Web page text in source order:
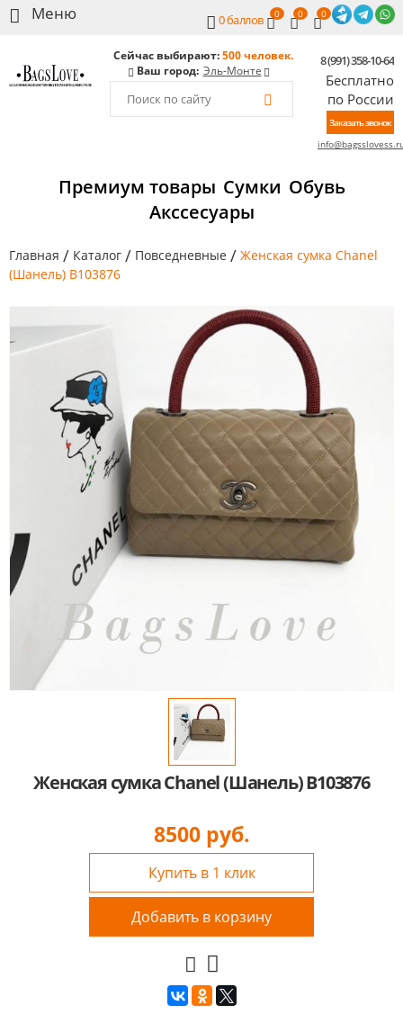
0баллов 0 0 0
Сейчас выбирают:500 человек.
Ваш город: Эль-Монте
8 (991) 358-10-64
Бесплатно
по России
Заказать звонок
Премиум товары Сумки Обувь
Акссесуары
Главная / Каталог / Повседневные / Женская сумка Chanel
(Шанель) B103876
Женская сумка Chanel (Шанель) B103876
8500руб.
Купить в 1 клик
Добавить в корзину